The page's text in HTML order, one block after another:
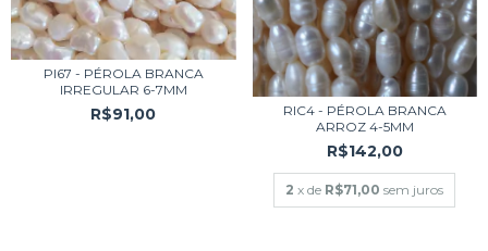
PI67 - PÉROLA BRANCA
IRREGULAR 6-7MM
R$91,00
RIC4 - PÉROLA BRANCA
ARROZ 4-5MM
R$142,00
2 x de R$71,00 sem juros